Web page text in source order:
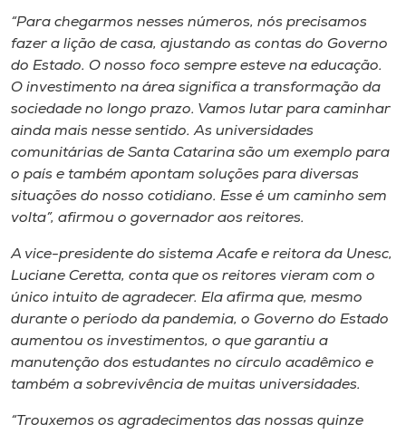
“Para chegarmos nesses números, nós precisamos
fazer a lição de casa, ajustando as contas do Governo
do Estado. O nosso foco sempre esteve na educação.
O investimento na área significa a transformação da
sociedade no longo prazo. Vamos lutar para caminhar
ainda mais nesse sentido. As universidades
comunitárias de Santa Catarina são um exemplo para
o país e também apontam soluções para diversas
situações do nosso cotidiano. Esse é um caminho sem
volta”, afirmou o governador aos reitores.
A vice-presidente do sistema Acafe e reitora da Unesc,
Luciane Ceretta, conta que os reitores vieram com o
único intuito de agradecer. Ela afirma que, mesmo
durante o período da pandemia, o Governo do Estado
aumentou os investimentos, o que garantiu a
manutenção dos estudantes no círculo acadêmico e
também a sobrevivência de muitas universidades.
“Trouxemos os agradecimentos das nossas quinze